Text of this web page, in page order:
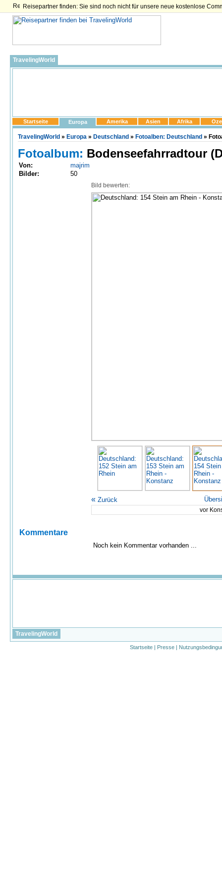
Reisepartner finden: Sie sind noch nicht für unsere neue kostenlose
TravelingWorld
Startseite Europa Amerika Asien Afrika
TravelingWorld » Europa » Deutschland » Fotoalben: Deutschland »
Fotoalbum: Bodenseefahrradtour
Von:
majrim
Bilder:
50
Bild bewerten:
« Zurück
vor
Kommentare
Noch kein Kommentar vorhanden ...
TravelingWorld
Startseite | Presse |